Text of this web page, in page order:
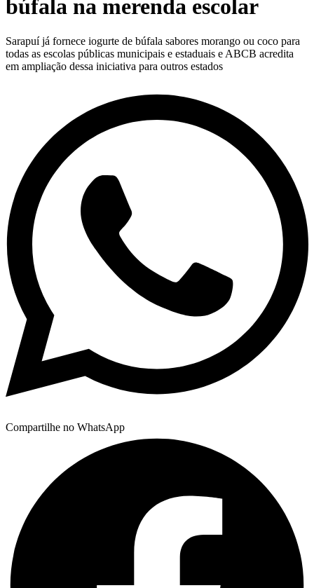
búfala na merenda escolar
Sarapuí já fornece iogurte de búfala sabores morango ou coco para
todas as escolas públicas municipais e estaduais e ABCB acredita
em ampliação dessa iniciativa para outros estados
Compartilhe no WhatsApp